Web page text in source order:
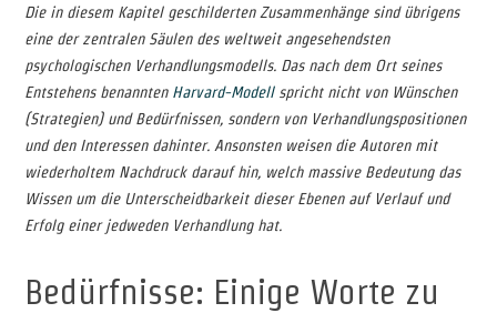
Die in diesem Kapitel geschilderten Zusammenhänge sind übrigens
eine der zentralen Säulen des weltweit angesehendsten
psychologischen Verhandlungsmodells. Das nach dem Ort seines
Entstehens benannten Harvard-Modell spricht nicht von Wünschen
(Strategien) und Bedürfnissen, sondern von Verhandlungspositionen
und den Interessen dahinter. Ansonsten weisen die Autoren mit
wiederholtem Nachdruck darauf hin, welch massive Bedeutung das
Wissen um die Unterscheidbarkeit dieser Ebenen auf Verlauf und
Erfolg einer jedweden Verhandlung hat.
Bedürfnisse: Einige Worte zu